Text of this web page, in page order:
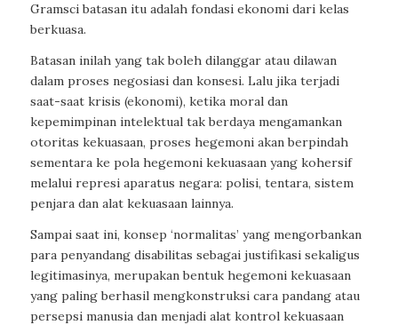
Gramsci batasan itu adalah fondasi ekonomi dari kelas
berkuasa.
Batasan inilah yang tak boleh dilanggar atau dilawan
dalam proses negosiasi dan konsesi. Lalu jika terjadi
saat-saat krisis (ekonomi), ketika moral dan
kepemimpinan intelektual tak berdaya mengamankan
otoritas kekuasaan, proses hegemoni akan berpindah
sementara ke pola hegemoni kekuasaan yang kohersif
melalui represi aparatus negara: polisi, tentara, sistem
penjara dan alat kekuasaan lainnya.
Sampai saat ini, konsep ‘normalitas’ yang mengorbankan
para penyandang disabilitas sebagai justifikasi sekaligus
legitimasinya, merupakan bentuk hegemoni kekuasaan
yang paling berhasil mengkonstruksi cara pandang atau
persepsi manusia dan menjadi alat kontrol kekuasaan